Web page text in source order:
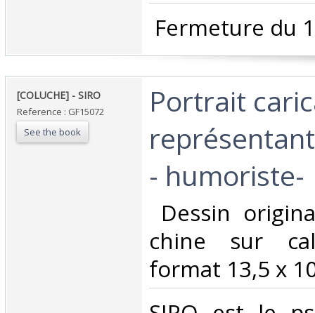
Fermeture du
‎[COLUCHE] - SIRO‎
Reference : GF15072
See the book
‎Portrait
- humoriste-‎
Dessin
chine sur
format 13,5 x